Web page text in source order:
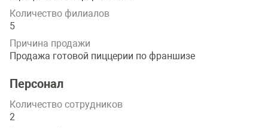
Количество филиалов
5
Причина продажи
Продажа готовой пиццерии по франшизе
Персонал
Количество сотрудников
2